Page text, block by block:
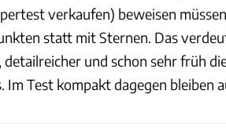
verkaufen) beweisen
statt mit Sternen. Das
detailreicher und schon sehr früh
Im Test kompakt dagegen bleiben